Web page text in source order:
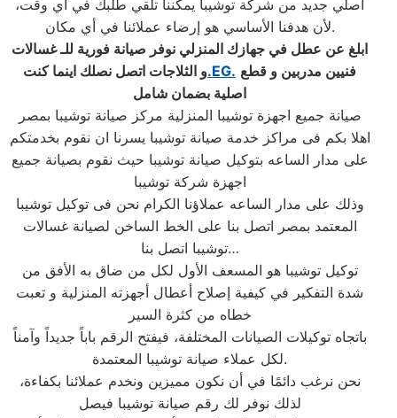
أصلي جديد من شركة توشيبا يمكننا تلقي طلبك في أي وقت،
لأن هدفنا الأساسي هو إرضاء عملائنا في أي مكان.
ابلغ عن عطل في جهازك المنزلي نوفر صيانة فورية للـ غسالات
و الثلاجات اتصل نصلك اينما كنت.EG. فنيين مدربين و قطع
اصلية بضمان شامل
صيانة جميع اجهزة توشيبا المنزلية مركز صيانة توشيبا بمصر
اهلا بكم فى مراكز خدمة صيانة توشيبا يسرنا ان نقوم بخدمتكم
على مدار الساعه بتوكيل صيانة توشيبا حيث نقوم بصيانة جميع
اجهزة شركة توشيبا
وذلك على مدار الساعه عملاؤنا الكرام نحن فى توكيل توشيبا
المعتمد بمصر اتصل بنا على الخط الساخن لصيانة غسالات
توشيبا اتصل بنا…
توكيل توشيبا هو المسعف الأول لكل من ضاق به الأفق من
شدة التفكير في كيفية إصلاح أعطال أجهزته المنزلية و تعبت
خطاه من كثرة السير
باتجاه توكيلات الصيانات المختلفة، فيفتح الرقم باباً جديداً وآمناً
لكل عملاء صيانة توشيبا المعتمدة.
نحن نرغب دائمًا في أن نكون مميزين ونخدم عملائنا بكفاءة،
لذلك نوفر لك رقم صيانة توشيبا فيصل